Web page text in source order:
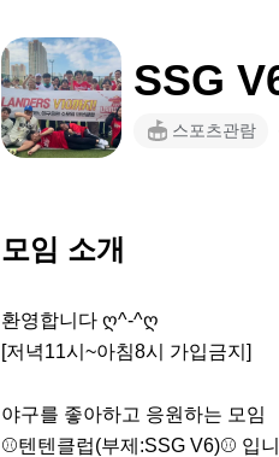
SSG
스포츠관람
모임 소개
환영합니다 ღ^-^ღ
[저녁11시~아침8시 가입금지]
야구를 좋아하고 응원하는 모임
⚾️텐텐클럽(부제:SSG V6)⚾️ 입